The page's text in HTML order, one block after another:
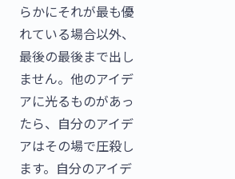
らかにそれが最も優
れている場合以外、
最後の最後まで出し
ません。他のアイデ
アに光るものがあっ
たら、自分のアイデ
アはその場で圧殺し
ます。自分のアイデ